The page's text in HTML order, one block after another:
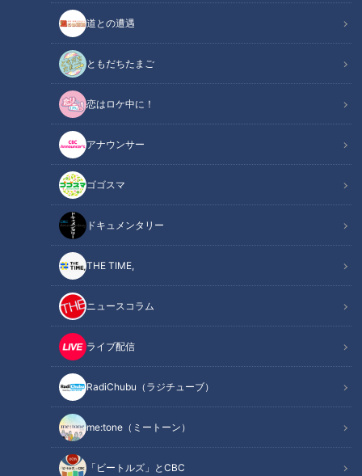
道との遭遇
ともだちたまご
恋はロケ中に！
アナウンサー
ゴゴスマ
ドキュメンタリー
THE TIME,
ニュースコラム
ライブ配信
RadiChubu（ラジチューブ）
me:tone（ミートーン）
「ビートルズ」とCBC
３８．２℃の発熱…コロナ禍だからこそ知ってほしい高熱の原因は…道
化師様魚鱗癬 定期配信型ドキュメンタリー第１５話
この記事の画像（全1枚）
記事に戻る
この記事を見たあなたへのおすすめ
38.2℃の発熱…そのあとは？暑
い季節がやってきた～配信型ド
キュメンタリー「ピエロと呼ば
れた息子」第123話
禍だからこそ知ってほしい魚鱗
癬の症状～CBCテレビ定期配信